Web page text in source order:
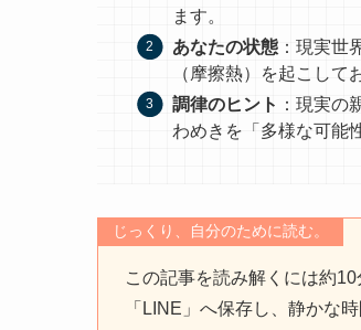
ます。
あなたの状態 ：現実世
（摩擦熱）を起こして
調律のヒント ：現実の
わめきを「多様な可能
じっくり、自分のために読む。
この記事を読み解くには約
「LINE」へ保存し、静かな